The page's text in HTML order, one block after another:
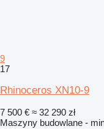
9
17
Rhinoceros XN10-9
7 500 € ≈ 32 290 zł
Maszyny budowlane -